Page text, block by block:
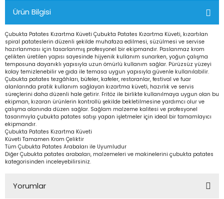
Ürün Bilgisi
Çubukta Patates Kızartma Küveti Çubukta Patates Kızartma Küveti, kızartılan
spiral patateslerin düzenli şekilde muhafaza edilmesi, süzülmesi ve servise
hazırlanması için tasarlanmış profesyonel bir ekipmandır. Paslanmaz krom
çelikten üretilen yapısı sayesinde hijyenik kullanım sunarken, yoğun çalışma
temposuna dayanıklı yapısıyla uzun ömürlü kullanım sağlar. Pürüzsüz yüzeyi
kolay temizlenebilir ve gıda ile temasa uygun yapısıyla güvenle kullanılabilir.
Çubukta patates tezgâhları, büfeler, kafeler, restoranlar, festival ve fuar
alanlarında pratik kullanım sağlayan kızartma küveti, hazırlık ve servis
süreçlerini daha düzenli hale getirir. Fritöz ile birlikte kullanılmaya uygun olan bu
ekipman, kızaran ürünlerin kontrollü şekilde bekletilmesine yardımcı olur ve
çalışma alanında düzen sağlar. Sağlam malzeme kalitesi ve profesyonel
tasarımıyla çubukta patates satışı yapan işletmeler için ideal bir tamamlayıcı
ekipmandır.
Çubukta Patates Kızartma Küveti
Küveti Tamamen Krom Çeliktir
Tüm Çubukta Patates Arabaları ile Uyumludur
Diğer Çubukta patates arabaları, malzemeleri ve makinelerini çubukta patates
kategorisinden inceleyebilirsiniz.
Yorumlar